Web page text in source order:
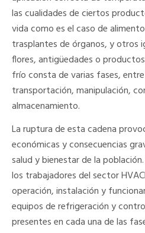
las cualidades de ciertos
vida como es el caso de
trasplantes de órganos, y otros
flores, antigüedades o
frío consta de varias fases,
transportación, manipulación,
almacenamiento.
La ruptura de esta cadena
económicas y consecuencias
salud y bienestar de la
los trabajadores del sector
operación, instalación y
equipos de refrigeración y
presentes en cada una de las